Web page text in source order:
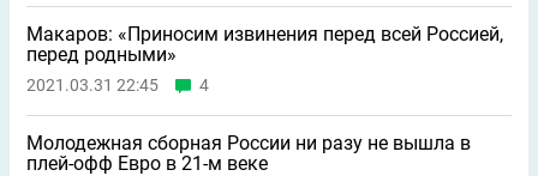
Макаров: «Приносим извинения перед всей Россией,
перед родными»
2021.03.31 22:45 4
Молодежная сборная России ни разу не вышла в
плей-офф Евро в 21-м веке